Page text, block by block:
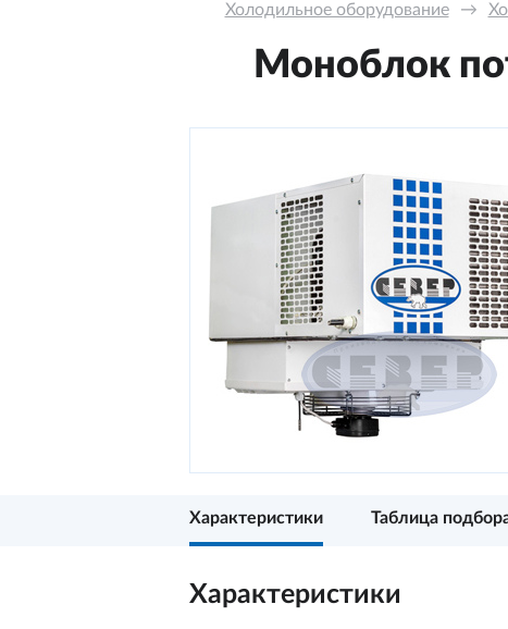
Холодильное оборудование →
Моноблок
Характеристики Таблица
Характеристики